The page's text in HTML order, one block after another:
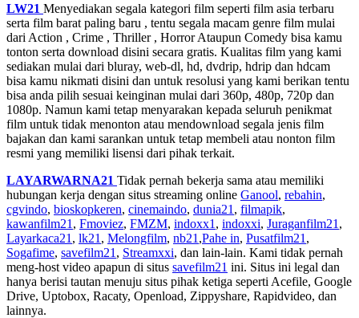
LW21 Menyediakan segala kategori film seperti film asia terbaru
serta film barat paling baru , tentu segala macam genre film mulai
dari Action , Crime , Thriller , Horror Ataupun Comedy bisa kamu
tonton serta download disini secara gratis. Kualitas film yang kami
sediakan mulai dari bluray, web-dl, hd, dvdrip, hdrip dan hdcam
bisa kamu nikmati disini dan untuk resolusi yang kami berikan tentu
bisa anda pilih sesuai keinginan mulai dari 360p, 480p, 720p dan
1080p. Namun kami tetap menyarakan kepada seluruh penikmat
film untuk tidak menonton atau mendownload segala jenis film
bajakan dan kami sarankan untuk tetap membeli atau nonton film
resmi yang memiliki lisensi dari pihak terkait.
LAYARWARNA21 Tidak pernah bekerja sama atau memiliki
hubungan kerja dengan situs streaming online Ganool, rebahin,
cgvindo, bioskopkeren, cinemaindo, dunia21 , filmapik,
kawanfilm21 , Fmoviez, FMZM, indoxx1 , indoxxi, Juraganfilm21 ,
Layarkaca21 , lk21 , Melongfilm, nb21 ,Pahe in, Pusatfilm21 ,
Sogafime, savefilm21 , Streamxxi, dan lain-lain. Kami tidak pernah
meng-host video apapun di situs savefilm21 ini. Situs ini legal dan
hanya berisi tautan menuju situs pihak ketiga seperti Acefile, Google
Drive, Uptobox, Racaty, Openload, Zippyshare, Rapidvideo, dan
lainnya.